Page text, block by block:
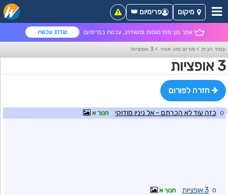
אתר נקי מפרסומות ומשודרג, עכשיו בפרימיום שדרג עכשיו
מיקום פרימיום 👑
עמוד הבית > פורום מזג אוויר > 3 אופציות
3 אופציות
חזרה לפורום
o כזה עוד לא הכרתם - אל ניניו מודוקי חנוך א
o 3 אופציות חנוך א